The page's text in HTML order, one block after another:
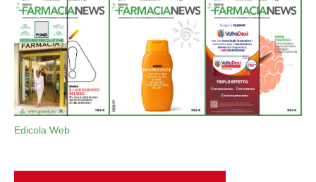
Edicola Web